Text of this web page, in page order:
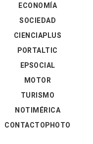
ECONOMÍA
SOCIEDAD
CIENCIAPLUS
PORTALTIC
EPSOCIAL
MOTOR
TURISMO
NOTIMÉRICA
CONTACTOPHOTO